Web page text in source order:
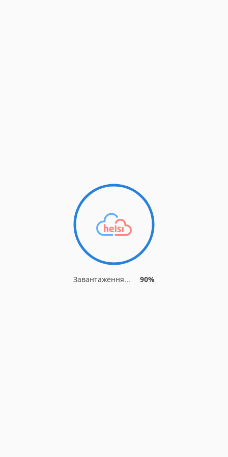
Завантаження... 90%